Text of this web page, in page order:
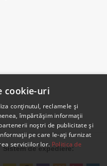
Sistem de expediere:
cookie-uri
conținutul, reclamele și
împărtășim informații
noștri de publicitate și
pe care le-ați furnizat
serviciilor lor. Politica de